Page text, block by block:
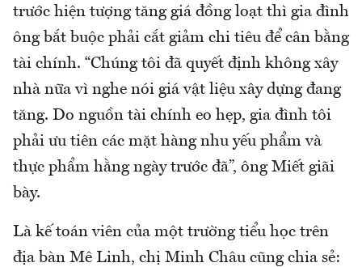
trước hiện tượng tăng giá đồng loạt thì gia đình
ông bắt buộc phải cắt giảm chi tiêu để cân bằng
tài chính. “Chúng tôi đã quyết định không xây
nhà nữa vì nghe nói giá vật liệu xây dựng đang
tăng. Do nguồn tài chính eo hẹp, gia đình tôi
phải ưu tiên các mặt hàng nhu yếu phẩm và
thực phẩm hằng ngày trước đã”, ông Miết giãi
bày.
Là kế toán viên của một trường tiểu học trên
địa bàn Mê Linh, chị Minh Châu cũng chia sẻ: